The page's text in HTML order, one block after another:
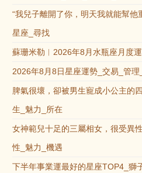
“我兒子離開了你，明天我就能幫他
星座_尋找
蘇珊米勒︱2026年8月水瓶座月度
2026年8月8日星座運勢_交易_管理
脾氣很壞，卻被男生寵成小公主的
生_魅力_所在
女神範兒十足的三屬相女，很受異
性_魅力_機遇
下半年事業運最好的星座TOP4_獅